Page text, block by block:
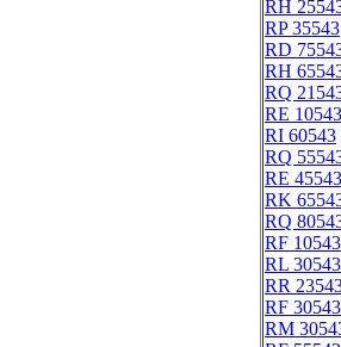
RH
RP 35543
RD
RH
RQ
RE 10543
RI 60543
RQ
RE 45543
RK
RQ
RF 10543
RL 30543
RR
RF 30543
RM